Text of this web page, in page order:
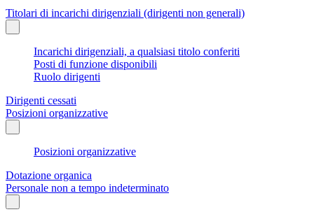
Titolari di incarichi dirigenziali (dirigenti non generali)
Incarichi dirigenziali, a qualsiasi titolo conferiti
Posti di funzione disponibili
Ruolo dirigenti
Dirigenti cessati
Posizioni organizzative
Posizioni organizzative
Dotazione organica
Personale non a tempo indeterminato